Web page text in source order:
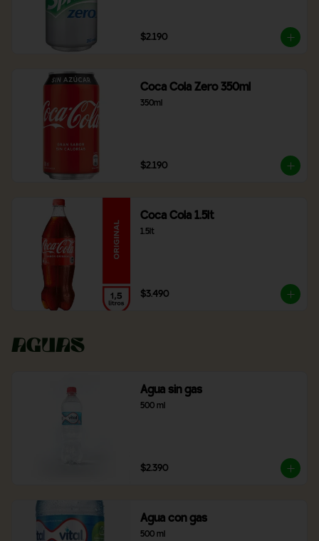
$2.190
Coca Cola Zero 350ml
350ml
$2.190
Coca Cola 1.5lt
1.5lt
$3.490
Aguas
Agua sin gas
500 ml
$2.390
Agua con gas
500 ml